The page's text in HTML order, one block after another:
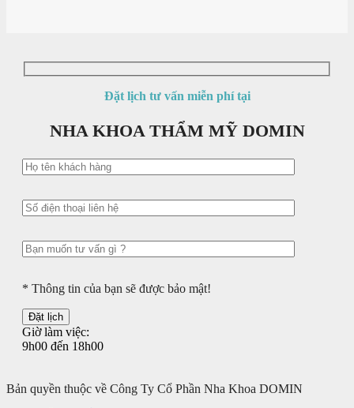
Đặt lịch tư vấn miễn phí tại
NHA KHOA THẨM MỸ DOMIN
* Thông tin của bạn sẽ được bảo mật!
Giờ làm việc:
9h00 đến 18h00
Bản quyền thuộc về Công Ty Cổ Phần Nha Khoa DOMIN